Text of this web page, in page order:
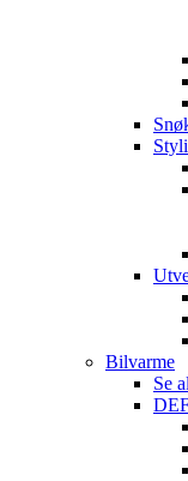
Bilvarme
Se